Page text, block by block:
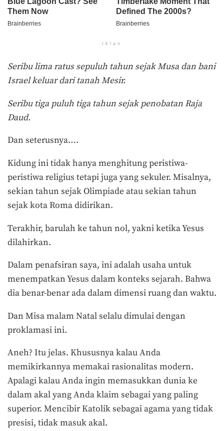
Iklan
Seribu lima ratus sepuluh tahun sejak Musa dan bani
Israel keluar dari tanah Mesir.
Seribu tiga puluh tiga tahun sejak penobatan Raja
Daud.
Dan seterusnya….
Kidung ini tidak hanya menghitung peristiwa-
peristiwa religius tetapi juga yang sekuler. Misalnya,
sekian tahun sejak Olimpiade atau sekian tahun
sejak kota Roma didirikan.
Terakhir, barulah ke tahun nol, yakni ketika Yesus
dilahirkan.
Dalam penafsiran saya, ini adalah usaha untuk
menempatkan Yesus dalam konteks sejarah. Bahwa
dia benar-benar ada dalam dimensi ruang dan waktu.
Dan Misa malam Natal selalu dimulai dengan
proklamasi ini.
Aneh? Itu jelas. Khususnya kalau Anda
memikirkannya memakai rasionalitas modern.
Apalagi kalau Anda ingin memasukkan dunia ke
dalam akal yang Anda klaim sebagai yang paling
superior. Mencibir Katolik sebagai agama yang tidak
presisi, tidak masuk akal.